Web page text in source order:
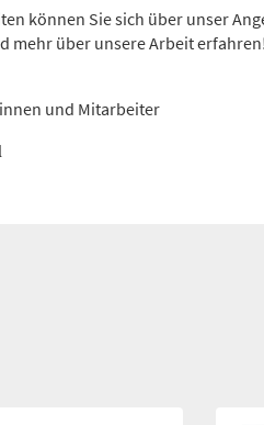
können Sie sich über unser
mehr über unsere Arbeit
und Mitarbeiter